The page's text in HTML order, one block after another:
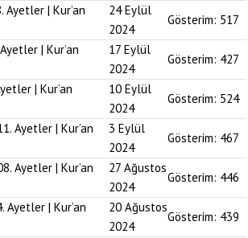
Ayetler | Kur’an
24 Eylül
2024
Gösterim: 517
| Kur’an
17 Eylül
2024
Gösterim: 427
| Kur’an
10 Eylül
2024
Gösterim: 524
Ayetler | Kur’an
3 Eylül
2024
Gösterim: 467
Ayetler | Kur’an
27 Ağustos
2024
Gösterim: 446
Ayetler | Kur’an
20 Ağustos
2024
Gösterim: 439